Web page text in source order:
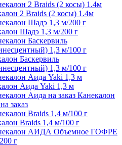
2 Braids (2 косы) 1.4м
Шадэ 1,3 м/200 г
Баскервиль
1,3 м/100 г
Аида Yaki 1,3 м
Канекалон
заказ
Braids 1,4 м/100 г